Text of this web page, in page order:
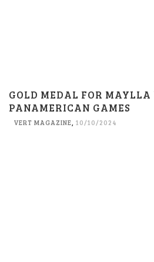
GOLD MEDAL FOR
PANAMERICAN GAMES
VERT MAGAZINE, 10/10/2024